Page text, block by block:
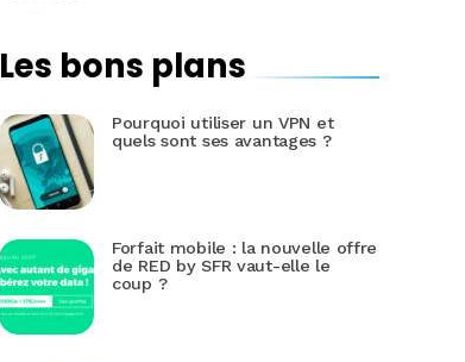
Les bons plans
Pourquoi utiliser un VPN et
quels sont ses avantages ?
Forfait mobile : la nouvelle offre
de RED by SFR vaut-elle le
coup ?